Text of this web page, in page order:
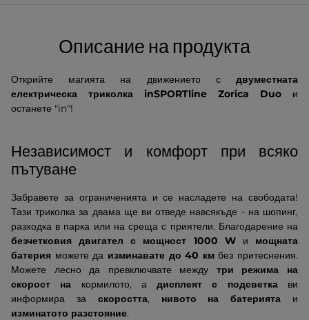
Описание на продукта
Открийте магията на движението с двуместната
електрическа триколка inSPORTline Zorica Duo и
останете "in"!
Независимост и комфорт при всяко
пътуване
Забравете за ограниченията и се насладете на свободата!
Тази триколка за двама ще ви отведе навсякъде - на шопинг,
разходка в парка или на среща с приятели. Благодарение на
безчетковия двигател с мощност 1000 Wи мощната
батерия можете да изминавате до 40 кмбез притеснения.
Можете лесно да превключвате между три режима на
скорост на кормилото, адисплеят с подсветкави
информира за скоростта, нивото на батерията и
изминатото разстояние.